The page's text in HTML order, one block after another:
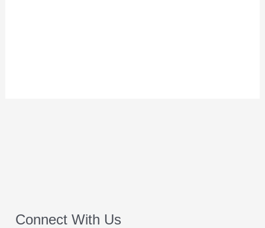
Connect With Us